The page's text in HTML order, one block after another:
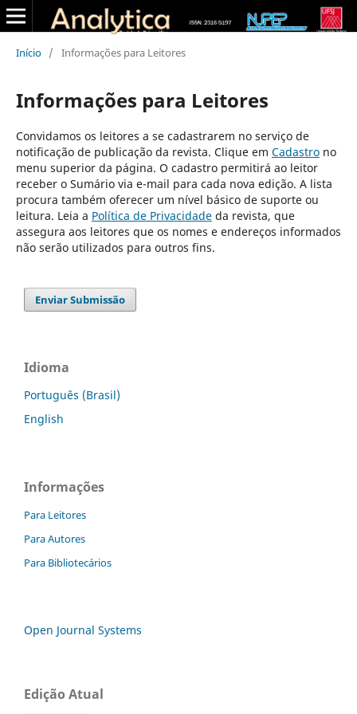
Início / Informações para Leitores
Informações para Leitores
Convidamos os leitores a se cadastrarem no serviço de
notificação de publicação da revista. Clique em Cadastrono
menu superior da página. O cadastro permitirá ao leitor
receber o Sumário via e-mail para cada nova edição. A lista
procura também oferecer um nível básico de suporte ou
leitura. Leia a Política de Privacidadeda revista, que
assegura aos leitores que os nomes e endereços informados
não serão utilizados para outros fins.
Enviar Submissão
Idioma
Português (Brasil)
English
Informações
Para Leitores
Para Autores
Para Bibliotecários
Open Journal Systems
Edição Atual